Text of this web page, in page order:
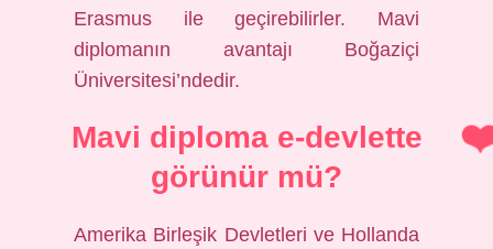
Erasmus ile geçirebilirler. Mavi
diplomanın avantajı Boğaziçi
Üniversitesi’ndedir.
Mavi diploma e-devlette
görünür mü?
Amerika Birleşik Devletleri ve Hollanda